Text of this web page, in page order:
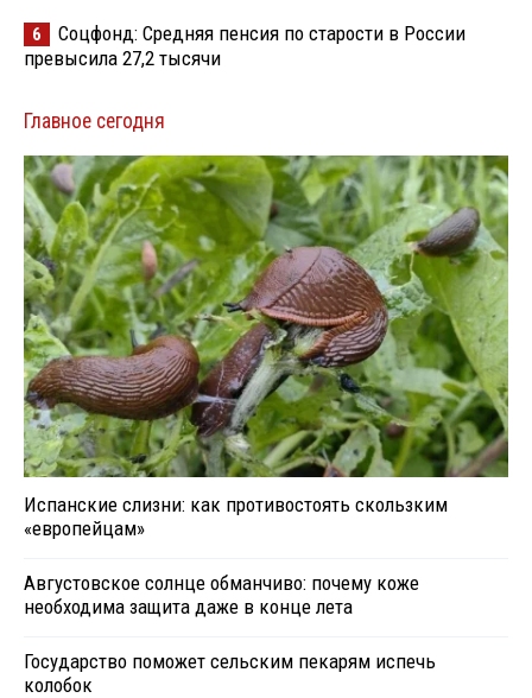
6
Соцфонд: Средняя пенсия по старости в России
превысила 27,2 тысячи
Главное сегодня
Испанские слизни: как противостоять скользким
«европейцам»
Августовское солнце обманчиво: почему коже
необходима защита даже в конце лета
Государство поможет сельским пекарям испечь
колобок